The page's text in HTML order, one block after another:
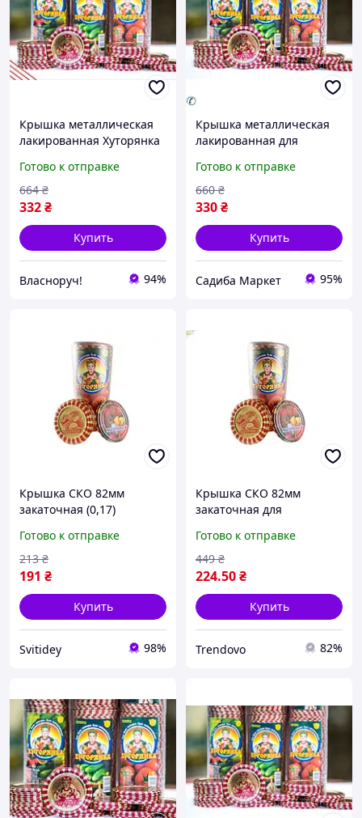
Крышка металлическая
лакированная Хуторянка
овощей фруктов 50 штук
герметичная
Готово к отправке
332₴
664 ₴
Купить
Власноруч! 94%
Крышка металлическая
лакированная для
для домашних заготовок
и хранения продуктов
Готово к отправке
330₴
660 ₴
Купить
Садиба Маркет 95%
Крышка СКО 82мм
закаточная (0,17)
спайке) (лак/лак) ТМ
АВЕСТА
Готово к отправке
191 ₴
213 ₴
Купить
Svitidey 98%
Крышка СКО 82мм
закаточная для
герметичная с
резиновым уплотнителем
50шт ТМ Авеста
Готово к отправке
224.50₴
449 ₴
Купить
Trendovo 82%